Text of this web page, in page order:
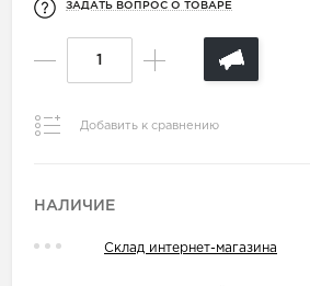
ЗАДАТЬ ВОПРОС О ТОВАРЕ
Добавить к сравнению
НАЛИЧИЕ
Склад интернет-магазина